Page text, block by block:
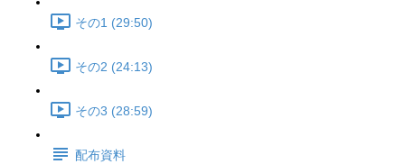
その1 (29:50)
その2 (24:13)
その3 (28:59)
配布資料